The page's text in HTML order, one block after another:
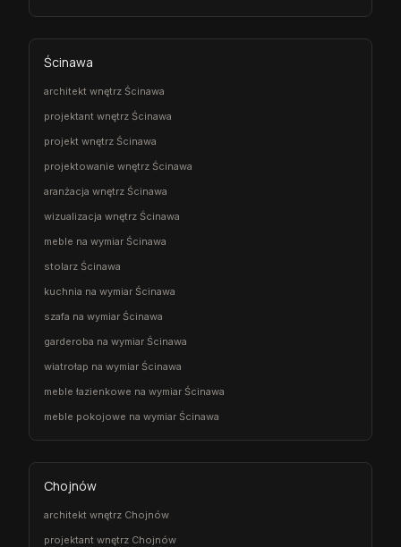
Ścinawa
architekt wnętrz Ścinawa
projektant wnętrz Ścinawa
projekt wnętrz Ścinawa
projektowanie wnętrz Ścinawa
aranżacja wnętrz Ścinawa
wizualizacja wnętrz Ścinawa
meble na wymiar Ścinawa
stolarz Ścinawa
kuchnia na wymiar Ścinawa
szafa na wymiar Ścinawa
garderoba na wymiar Ścinawa
wiatrołap na wymiar Ścinawa
meble łazienkowe na wymiar Ścinawa
meble pokojowe na wymiar Ścinawa
Chojnów
architekt wnętrz Chojnów
projektant wnętrz Chojnów